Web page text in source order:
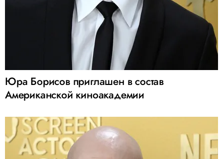
Юра Борисов приглашен в состав
Американской киноакадемии